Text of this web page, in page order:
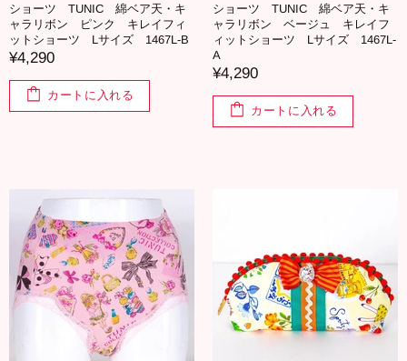
ショーツ TUNIC 綿ベア天・キ
ャラリボン ピンク キレイフィ
ットショーツ Lサイズ 1467L-B
¥4,290
カートに入れる
ショーツ TUNIC 綿ベア天・キ
ャラリボン ベージュ キレイフ
ィットショーツ Lサイズ 1467L-
A
¥4,290
カートに入れる